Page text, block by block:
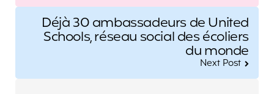
Déjà 30 ambassadeurs de United
Schools, réseau social des écoliers
du monde
Next Post